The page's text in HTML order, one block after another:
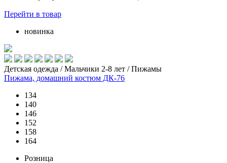
Перейти в товар
новинка
Детская одежда / Мальчики 2-8 лет / Пижамы
Пижама, домашний костюм ДК-76
134
140
146
152
158
164
Розница